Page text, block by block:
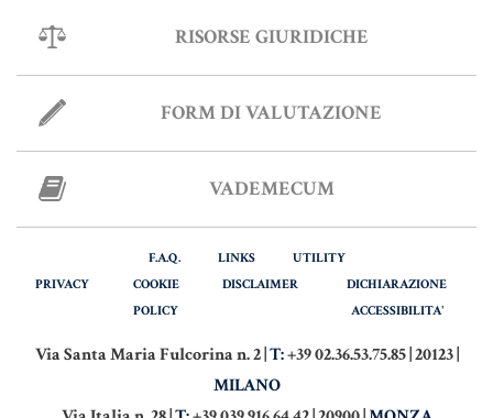
ANTIRICICLAGGIO
AUTOCERTIFICAZIONE
STRANIERI IN ITALIA
VERIFICA FIRMA DIGITALE
RISORSE GIURIDICHE
FORM DI VALUTAZIONE
VADEMECUM
F.A.Q. LINKS
UTILITY
PRIVACY
COOKIE
POLICY
DISCLAIMER
DICHIARAZIONE
ACCESSIBILITA'
Via Santa Maria Fulcorina n. 2 | T:+39 02.36.53.75.85 | 20123 |
MILANO